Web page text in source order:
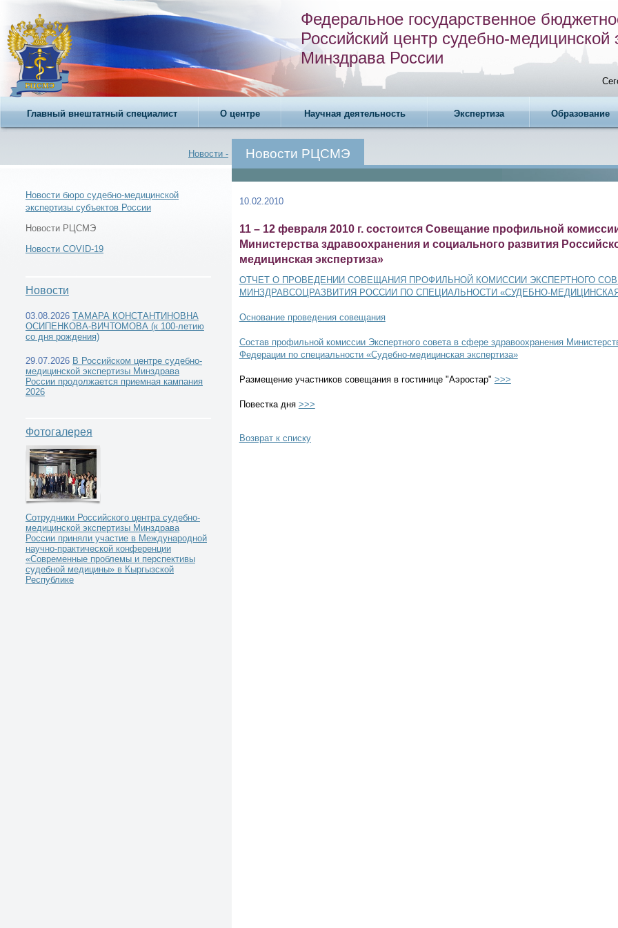
Федеральное государственное
Российский центр судебно-медицинской
Минздрава России
Главный внештатный специалист О центре Научная деятельность Экспертиза Образование
Новости - Новости РЦСМЭ
Новости бюро судебно-медицинской
экспертизы субъектов России
Новости РЦСМЭ
Новости COVID-19
Новости
03.08.2026 ТАМАРА КОНСТАНТИНОВНА
ОСИПЕНКОВА-ВИЧТОМОВА (к 100-летию
со дня рождения)
29.07.2026 В Российском центре судебно-
медицинской экспертизы Минздрава
России продолжается приемная кампания
2026
Фотогалерея
Сотрудники Российского центра судебно-
медицинской экспертизы Минздрава
России приняли участие в Международной
научно-практической конференции
«Современные проблемы и перспективы
судебной медицины» в Кыргызской
Республике
10.02.2010
11 – 12 февраля 2010 г. состоится Совещание профильной
Министерства здравоохранения и социального развития
медицинская экспертиза»
ОТЧЕТ О ПРОВЕДЕНИИ СОВЕЩАНИЯ ПРОФИЛЬНОЙ КОМИССИИ ЭКСПЕРТНОГО
МИНЗДРАВСОЦРАЗВИТИЯ РОССИИ ПО СПЕЦИАЛЬНОСТИ «СУДЕБНО-
Основание проведения совещания
Состав профильной комиссии Экспертного совета в сфере здравоохранения
Федерации по специальности «Судебно-медицинская экспертиза»
Размещение участников совещания в гостинице "Аэростар" >>>
Повестка дня >>>
Возврат к списку